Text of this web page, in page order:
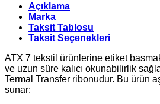
Açıklama
Marka
Taksit Tablosu
Taksit Seçenekleri
ATX 7 tekstil ürünlerine etiket
ve uzun süre kalıcı okunabilirlik
Termal Transfer ribonudur. Bu ürün
sunar: